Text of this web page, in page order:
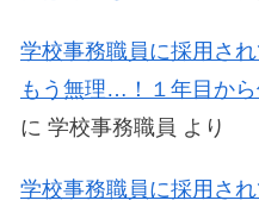
学校事務職員に採用さ
もう無理…！１年目から
に 学校事務職員 より
学校事務職員に採用さ